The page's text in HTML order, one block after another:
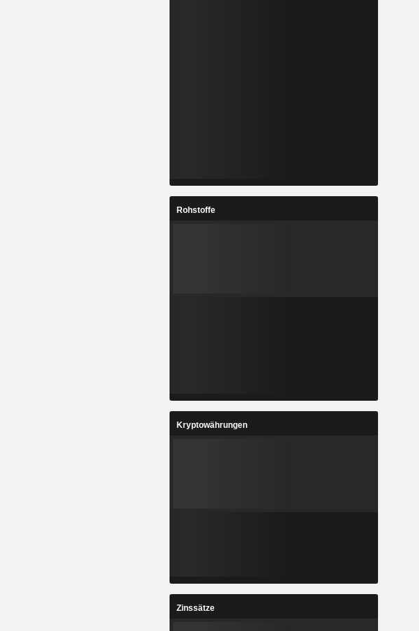
Rohstoffe
Kryptowährungen
Zinssätze